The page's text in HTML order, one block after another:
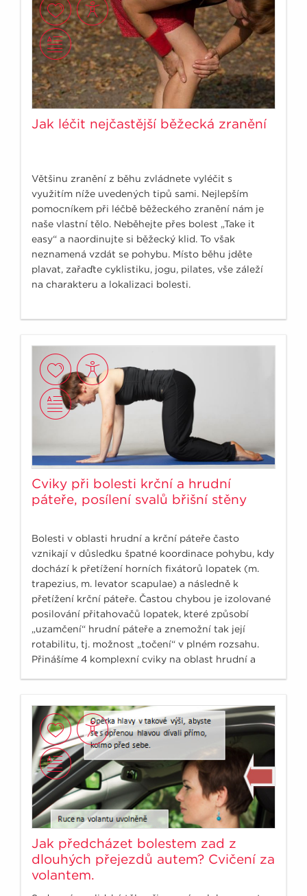
Jak léčit nejčastější běžecká zranění
Většinu zranění z běhu zvládnete vyléčit s
využitím níže uvedených tipů sami. Nejlepším
pomocníkem při léčbě běžeckého zranění nám je
naše vlastní tělo. Neběhejte přes bolest „Take it
easy“ a naordinujte si běžecký klid. To však
neznamená vzdát se pohybu. Místo běhu jděte
plavat, zařaďte cyklistiku, jogu, pilates, vše záleží
na charakteru a lokalizaci bolesti.
Cviky při bolesti krční a hrudní
páteře, posílení svalů břišní stěny
Bolesti v oblasti hrudní a krční páteře často
vznikají v důsledku špatné koordinace pohybu, kdy
dochází k přetížení horních fixátorů lopatek (m.
trapezius, m. levator scapulae) a následně k
přetížení krční páteře. Častou chybou je izolované
posilování přitahovačů lopatek, které způsobí
„uzamčení“ hrudní páteře a znemožní tak její
rotabilitu, tj. možnost „točení“ v plném rozsahu.
Přinášíme 4 komplexní cviky na oblast hrudní a
Jak předcházet bolestem zad z
dlouhých přejezdů autem? Cvičení za
volantem.